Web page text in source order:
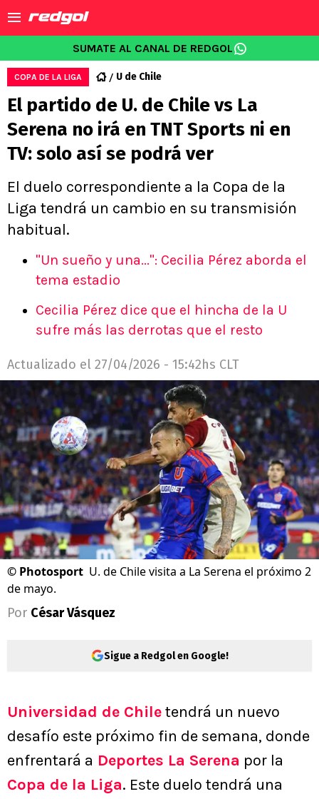
SUMATE AL CANAL DE REDGOL
COPA DE LA LIGA U de Chile
El partido de U. de Chile vs La
Serena no irá en TNT Sports ni en
TV: solo así se podrá ver
El duelo correspondiente a la Copa de la
Liga tendrá un cambio en su transmisión
habitual.
"Un sueño y una...": Cecilia Pérez aborda el
tema estadio
Cecilia Pérez dice que el hincha de la U
sufre más las derrotas que el resto
Actualizado el 27/04/2026 - 15:42hs CLT
© Photosport U. de Chile visita a La Serena el próximo 2
de mayo.
Por César Vásquez
Sigue a Redgol en Google!
Universidad de Chiletendrá un nuevo
desafío este próximo fin de semana, donde
enfrentará a Deportes La Serena por la
Copa de la Liga. Este duelo tendrá una